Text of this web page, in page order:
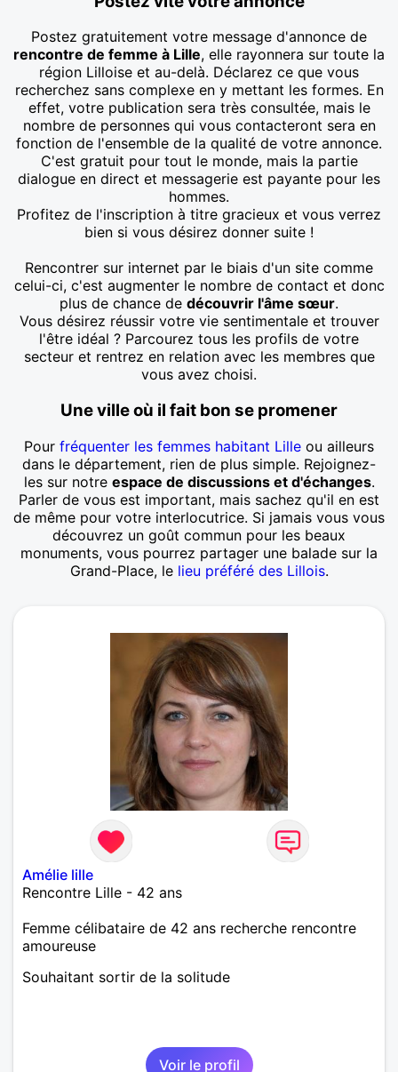
Postez gratuitement votre message d'annonce de
rencontre de femme à Lille, elle rayonnera sur toute la
région Lilloise et au-delà. Déclarez ce que vous
recherchez sans complexe en y mettant les formes. En
effet, votre publication sera très consultée, mais le
nombre de personnes qui vous contacteront sera en
fonction de l'ensemble de la qualité de votre annonce.
C'est gratuit pour tout le monde, mais la partie
dialogue en direct et messagerie est payante pour les
hommes.
Profitez de l'inscription à titre gracieux et vous verrez
bien si vous désirez donner suite !
Rencontrer sur internet par le biais d'un site comme
celui-ci, c'est augmenter le nombre de contact et donc
plus de chance de découvrir l'âme sœur.
Vous désirez réussir votre vie sentimentale et trouver
l'être idéal ? Parcourez tous les profils de votre
secteur et rentrez en relation avec les membres que
vous avez choisi.
Une ville où il fait bon se promener
Pour fréquenter les femmes habitant Lille ou ailleurs
dans le département, rien de plus simple. Rejoignez-
les sur notre espace de discussions et d'échanges.
Parler de vous est important, mais sachez qu'il en est
de même pour votre interlocutrice. Si jamais vous vous
découvrez un goût commun pour les beaux
monuments, vous pourrez partager une balade sur la
Grand-Place, le lieu préféré des Lillois.
Amélie lille
Rencontre Lille - 42 ans
Femme célibataire de 42 ans recherche rencontre
amoureuse
Souhaitant sortir de la solitude
Voir le profil